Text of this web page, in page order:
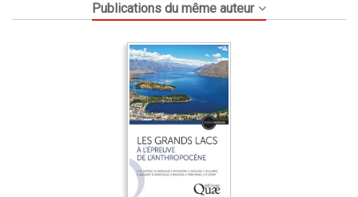
Publications du même auteur